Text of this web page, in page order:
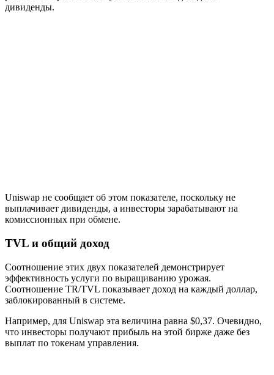
дивиденды.
Uniswap не сообщает об этом показателе, поскольку не
выплачивает дивиденды, а инвесторы зарабатывают на
комиссионных при обмене.
TVL и общий доход
Соотношение этих двух показателей демонстрирует
эффективность услуги по выращиванию урожая.
Соотношение TR/TVL показывает доход на каждый доллар,
заблокированный в системе.
Например, для Uniswap эта величина равна $0,37. Очевидно,
что инвесторы получают прибыль на этой бирже даже без
выплат по токенам управления.